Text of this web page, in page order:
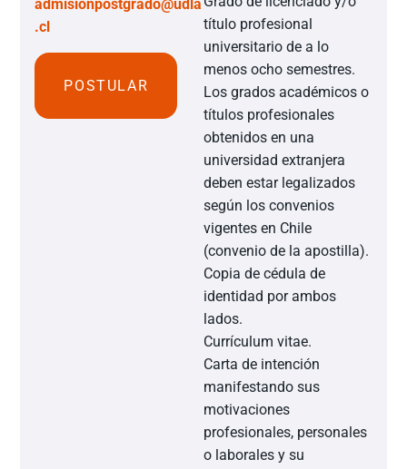
admisionpostgrado@udla
.cl
POSTULAR
título profesional
universitario de a lo
menos ocho semestres.
Los grados académicos o
títulos profesionales
obtenidos en una
universidad extranjera
deben estar legalizados
según los convenios
vigentes en Chile
(convenio de la apostilla).
Copia de cédula de
identidad por ambos
lados.
Currículum vitae.
Carta de intención
manifestando sus
motivaciones
profesionales, personales
o laborales y su